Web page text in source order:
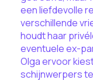
een liefdevolle
verschillende
houdt haar
eventuele ex-
Olga ervoor
schijnwerpers